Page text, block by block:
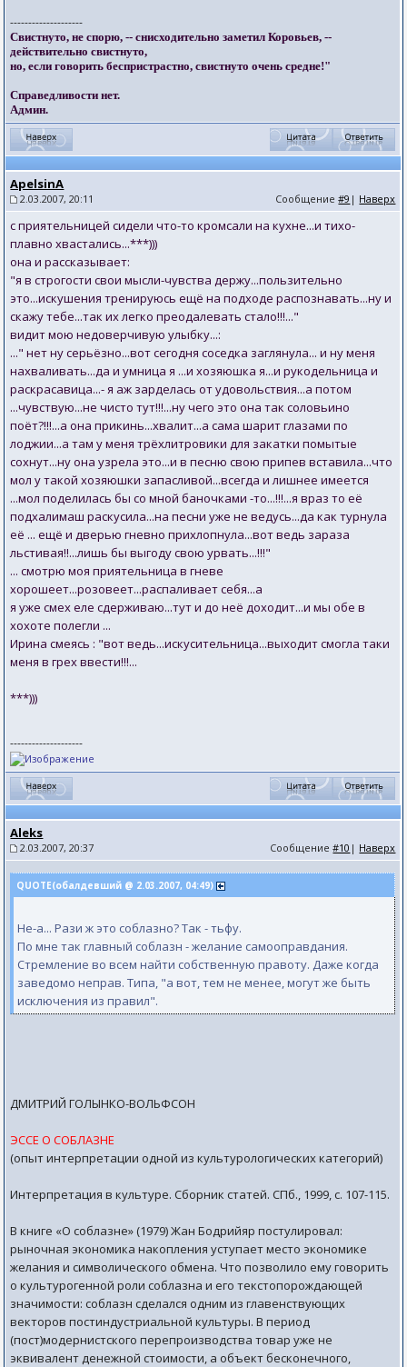
--------------------
Свистнуто, не спорю, -- снисходительно заметил Коровьев, --
действительно свистнуто,
но, если говорить беспристрастно, свистнуто очень средне!"
Справедливости нет.
Админ.
ApelsinA
2.03.2007, 20:11 Сообщение#9 | Наверх
с приятельницей сидели что-то кромсали на кухне...и тихо-
плавно хвастались...***)))
она и рассказывает:
"я в строгости свои мысли-чувства держу...пользительно
это...искушения тренируюсь ещё на подходе распознавать...ну и
скажу тебе...так их легко преодалевать стало!!!..."
видит мою недоверчивую улыбку...:
..." нет ну серьёзно...вот сегодня соседка заглянула... и ну меня
нахваливать...да и умница я ...и хозяюшка я...и рукодельница и
раскрасавица...- я аж зарделась от удовольствия...а потом
...чувствую...не чисто тут!!!...ну чего это она так соловьино
поёт?!!!...а она прикинь...хвалит...а сама шарит глазами по
лоджии...а там у меня трёхлитровики для закатки помытые
сохнут...ну она узрела это...и в песню свою припев вставила...что
мол у такой хозяюшки запасливой...всегда и лишнее имеется
...мол поделилась бы со мной баночками -то...!!!...я враз то её
подхалимаш раскусила...на песни уже не ведусь...да как турнула
её ... ещё и дверью гневно прихлопнула...вот ведь зараза
льстивая!!...лишь бы выгоду свою урвать...!!!"
... смотрю моя приятельница в гневе
хорошеет...розовеет...распаливает себя...а
я уже смех еле сдерживаю...тут и до неё доходит...и мы обе в
хохоте полегли ...
Ирина смеясь : "вот ведь...искусительница...выходит смогла таки
меня в грех ввести!!!...
***)))
--------------------
Aleks
2.03.2007, 20:37 Сообщение#10 | Наверх
QUOTE(обалдевший @ 2.03.2007, 04:49)
Не-а... Рази ж это соблазно? Так - тьфу.
По мне так главный соблазн - желание самооправдания.
Стремление во всем найти собственную правоту. Даже когда
заведомо неправ. Типа, "а вот, тем не менее, могут же быть
исключения из правил".
ДМИТРИЙ ГОЛЫНКО-ВОЛЬФСОН
ЭССЕ О СОБЛАЗНЕ
(опыт интерпретации одной из культурологических категорий)
Интерпретация в культуре. Сборник статей. СПб., 1999, с. 107-115.
В книге «О соблазне» (1979) Жан Бодрийяр постулировал:
рыночная экономика накопления уступает место экономике
желания и символического обмена. Что позволило ему говорить
о культурогенной роли соблазна и его текстопорождающей
значимости: соблазн сделался одним из главенствующих
векторов постиндустриальной культуры. В период
(пост)модернистского перепроизводства товар уже не
эквивалент денежной стоимости, а объект бесконечного,